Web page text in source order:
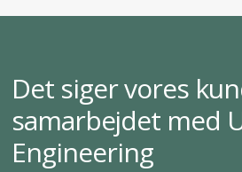
Det siger vores
samarbejdet med
Engineering